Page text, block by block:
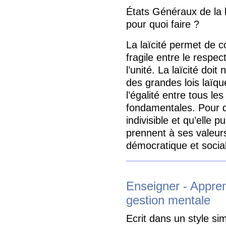
États Généraux de
pour quoi faire ?
La laïcité permet de
fragile entre le
l’unité. La laïcité doit
des grandes lois
l’égalité entre tous
fondamentales. Pour
indivisible et qu’elle
prennent à ses
démocratique et
Enseigner -
gestion mentale
Ecrit dans un style